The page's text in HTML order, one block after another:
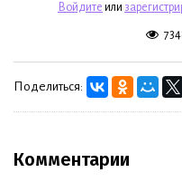
Войдите или
Поделиться:
Комментарии